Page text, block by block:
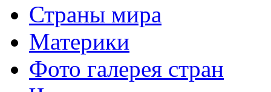
Страны мира
Материки
Фото галерея стран